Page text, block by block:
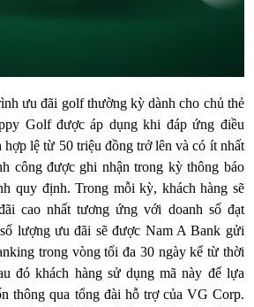
ưu đãi golf thường kỳ dành cho chủ thẻ
Golf được áp dụng khi đáp ứng điều
hợp lệ từ 50 triệu đồng trở lên và có ít nhất
công được ghi nhận trong kỳ thông báo
quy định. Trong mỗi kỳ, khách hàng sẽ
cao nhất tương ứng với doanh số đạt
lượng ưu đãi sẽ được Nam A Bank gửi
trong vòng tối đa 30 ngày kể từ thời
đó khách hàng sử dụng mã này để lựa
thông qua tổng đài hỗ trợ của VG Corp.